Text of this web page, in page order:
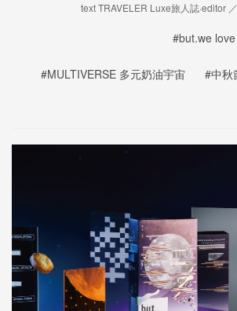
text TRAVELER Luxe旅人誌·editor
#but.we
#MULTIVERSE 多元奶油宇宙 #中秋